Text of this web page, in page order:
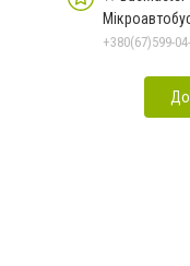
+380(67)599-